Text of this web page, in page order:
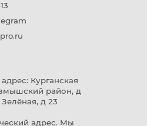
Курганская
район, д
д 23
адрес. Мы